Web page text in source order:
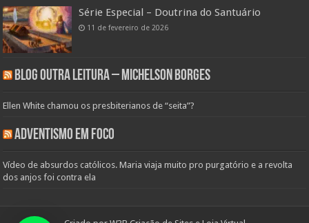
Série Especial – Doutrina do Santuário
11 de fevereiro de 2026
Blog Outra Leitura – Michelson Borges
Ellen White chamou os presbiterianos de “seita”?
Adventismo em Foco
Vídeo de absurdos católicos. Maria viaja muito pro purgatório e a revolta
dos anjos foi contra ela